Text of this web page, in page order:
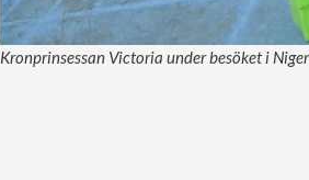
Kronprinsessan Victoria under besöket i